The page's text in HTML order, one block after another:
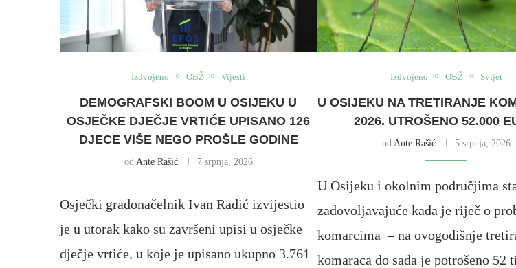
Izdvojeno OBŽ Vijesti
DEMOGRAFSKI BOOM U OSIJEKU U
OSJEČKE DJEČJE VRTIĆE UPISANO 126
DJECE VIŠE NEGO PROŠLE GODINE
od Ante Rašić 7 srpnja, 2026
Osječki gradonačelnik Ivan Radić izvijestio
je u utorak kako su završeni upisi u osječke
dječje vrtiće, u koje je upisano ukupno 3.761
Izdvojeno OBŽ Svijet
U OSIJEKU NA TRETIRANJE
2026. UTROŠENO 52.000
od Ante Rašić 5 srpnja, 2026
U Osijeku i okolnim područjima
zadovoljavajuće kada je riječ o
komarcima – na ovogodišnje
komaraca do sada je potrošeno 52